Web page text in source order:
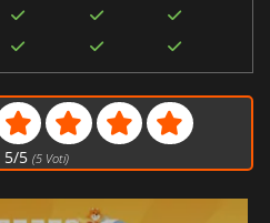
5/5 (5Voti)